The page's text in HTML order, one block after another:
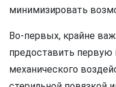
минимизировать
Во-первых, крайне
предоставить первую
механического